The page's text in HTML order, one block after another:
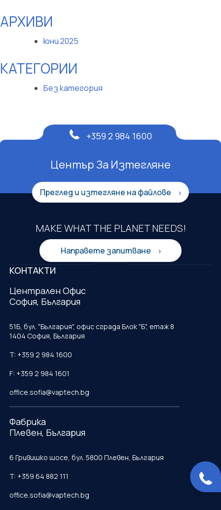
АРХИВИ
юни 2025
КАТЕГОРИИ
Без категория
Център За Изтегляне
Преглед и изтегляне на файлове
+359 2 984 1600
MAKE WHAT THE PLANET NEEDS!
Направете запитване
КОНТАКТИ
Централен Офис
София, България
51Б, бул. "България", офис сграда Блок "Б", етаж 8
1404 София, България
T: +359 2 984 1600
F: +359 2 984 1601
office.sofia@vaptech.bg
Фабрика
Плевен, България
6 Гривишко шосе, бул. 5800 Плевен, България
T: +359 64 882 111
office.sofia@vaptech.bg